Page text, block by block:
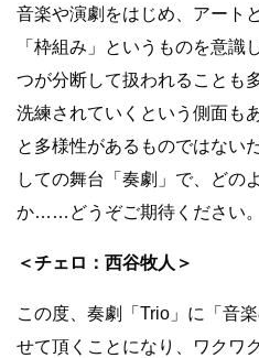
音楽や演劇をはじめ、アート
「枠組み」というものを意識
つが分断して扱われることも
洗練されていくという側面も
と多様性があるものではな
しての舞台「奏劇」で、どの
か……どうぞご期待ください。
＜チェロ：西谷牧人＞
この度、奏劇「Trio」に「音
せて頂くことになり、ワクワ